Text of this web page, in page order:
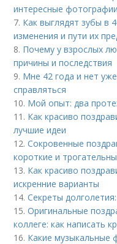
интересные фотографии
7. Как выглядят зубы в
изменения и пути их
8. Почему у взрослых
причины и последствия
9. Мне 42 года и нет
справляться
10. Мой опыт: два
11. Как красиво
лучшие идеи
12.Сокровенные
короткие и
13. Как красиво
искренние варианты
14.Секреты
15.Оригинальные
коллеге: как написать
16. Какие музыкальные